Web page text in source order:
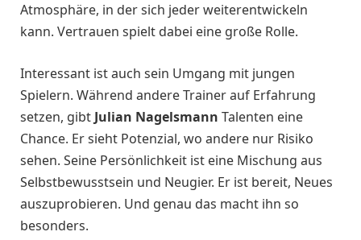
Atmosphäre, in der sich jeder weiterentwickeln
kann. Vertrauen spielt dabei eine große Rolle.
Interessant ist auch sein Umgang mit jungen
Spielern. Während andere Trainer auf Erfahrung
setzen, gibt Julian Nagelsmann Talenten eine
Chance. Er sieht Potenzial, wo andere nur Risiko
sehen. Seine Persönlichkeit ist eine Mischung aus
Selbstbewusstsein und Neugier. Er ist bereit, Neues
auszuprobieren. Und genau das macht ihn so
besonders.